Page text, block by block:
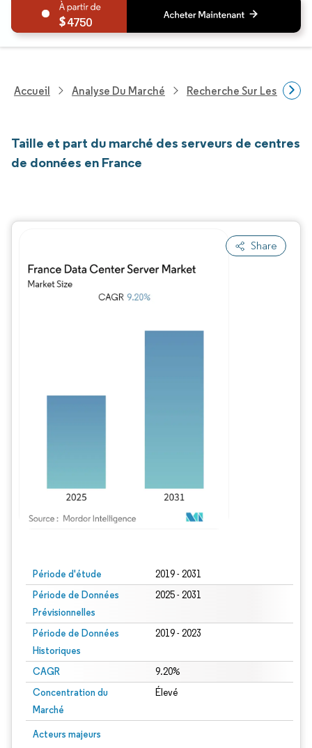
4750
Accueil Analyse Du Marché Recherche Sur Les
Taille et part du marché des serveurs de centres
de données en France
Share
Période d'étude 2019 - 2031
Période de Données
Prévisionnelles
2025 - 2031
Période de Données
Historiques
2019 - 2023
CAGR 9.20%
Concentration du
Marché
Élevé
Acteurs majeurs